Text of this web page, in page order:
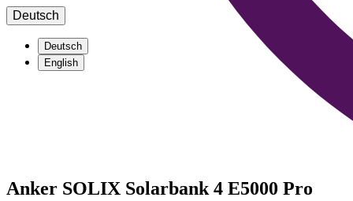
Deutsch
Deutsch
English
Anker SOLIX Solarbank 4 E5000 Pro